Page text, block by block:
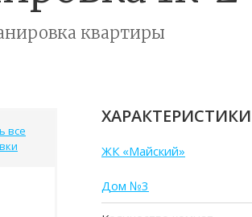
квартиры
все
ЖК «Майский»
Дом №3